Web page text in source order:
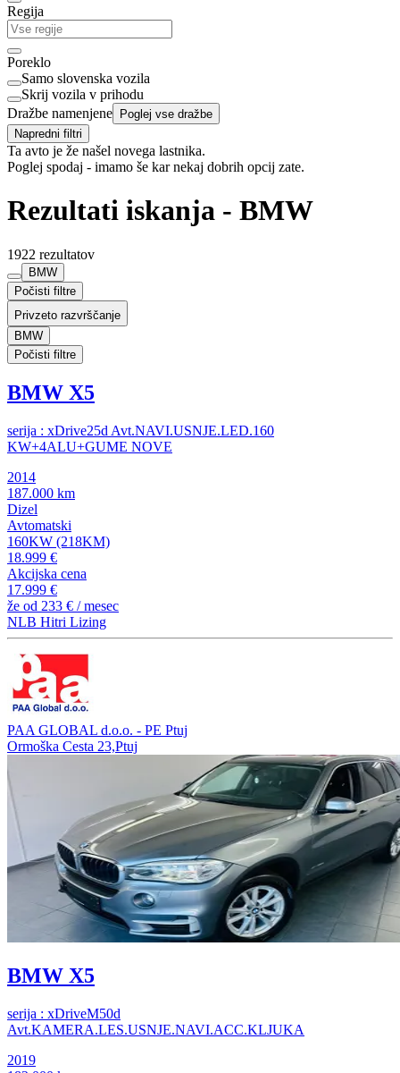
Regija
Poreklo
Samo slovenska vozila
Skrij vozila v prihodu
Dražbe namenjene Poglej vse dražbe
Napredni filtri
Ta avto je že našel novega lastnika.
Poglej spodaj - imamo še kar nekaj dobrih opcij zate.
Rezultati iskanja - BMW
1922 rezultatov
BMW
Počisti filtre
Privzeto razvrščanje
BMW
Počisti filtre
BMW X5
serija : xDrive25d Avt.NAVI.USNJE.LED.160
KW+4ALU+GUME NOVE
2014
187.000 km
Dizel
Avtomatski
160KW (218KM)
18.999 €
Akcijska cena
17.999 €
že od 233 € / mesec
NLB Hitri Lizing
PAA GLOBAL d.o.o. - PE Ptuj
Ormoška Cesta 23,Ptuj
BMW X5
serija : xDriveM50d
Avt.KAMERA.LES.USNJE.NAVI.ACC.KLJUKA
2019